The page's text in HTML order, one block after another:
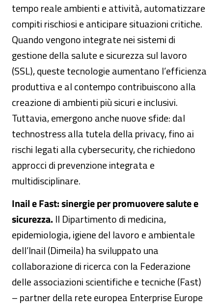
tempo reale ambienti e attività, automatizzare
compiti rischiosi e anticipare situazioni critiche.
Quando vengono integrate nei sistemi di
gestione della salute e sicurezza sul lavoro
(SSL), queste tecnologie aumentano l’efficienza
produttiva e al contempo contribuiscono alla
creazione di ambienti più sicuri e inclusivi.
Tuttavia, emergono anche nuove sfide: dal
technostress alla tutela della privacy, fino ai
rischi legati alla cybersecurity, che richiedono
approcci di prevenzione integrata e
multidisciplinare.
Inail e Fast: sinergie per promuovere salute e
sicurezza. Il Dipartimento di medicina,
epidemiologia, igiene del lavoro e ambientale
dell’Inail (Dimeila) ha sviluppato una
collaborazione di ricerca con la Federazione
delle associazioni scientifiche e tecniche (Fast)
– partner della rete europea Enterprise Europe